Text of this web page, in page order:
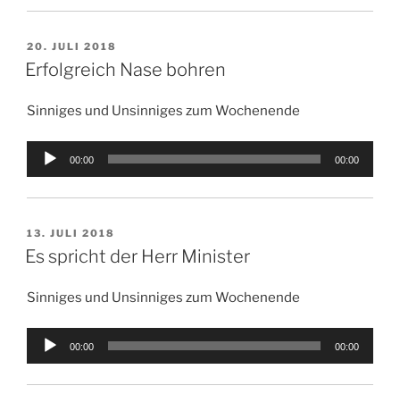
VERÖFFENTLICHT
AM
20. JULI 2018
Erfolgreich Nase bohren
Sinniges und Unsinniges zum Wochenende
Audio-
00:00 00:00
VERÖFFENTLICHT
AM
13. JULI 2018
Es spricht der Herr Minister
Sinniges und Unsinniges zum Wochenende
Audio-
00:00 00:00